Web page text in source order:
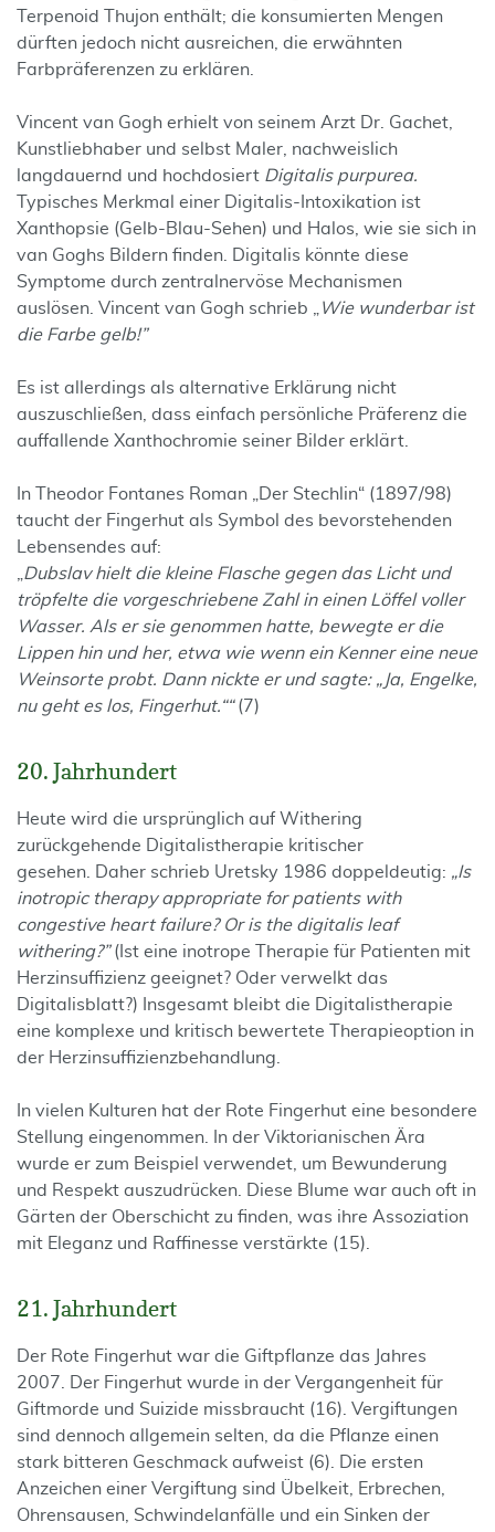
Terpenoid Thujon enthält; die konsumierten Mengen
dürften jedoch nicht ausreichen, die erwähnten
Farbpräferenzen zu erklären.
Vincent van Gogh erhielt von seinem Arzt Dr. Gachet,
Kunstliebhaber und selbst Maler, nachweislich
langdauernd und hochdosiert Digitalis purpurea.
Typisches Merkmal einer Digitalis-Intoxikation ist
Xanthopsie (Gelb-Blau-Sehen) und Halos, wie sie sich in
van Goghs Bildern finden. Digitalis könnte diese
Symptome durch zentralnervöse Mechanismen
auslösen. Vincent van Gogh schrieb „
Wie wunderbar ist
die Farbe gelb!”
Es ist allerdings als alternative Erklärung nicht
auszuschließen, dass einfach persönliche Präferenz die
auffallende Xanthochromie seiner Bilder erklärt.
In Theodor Fontanes Roman „Der Stechlin“ (1897/98)
taucht der Fingerhut als Symbol des bevorstehenden
Lebensendes auf:
Dubslav hielt die kleine Flasche gegen das Licht und
tröpfelte die vorgeschriebene Zahl in einen Löffel voller
Wasser. Als er sie genommen hatte, bewegte er die
Lippen hin und her, etwa wie wenn ein Kenner eine neue
Weinsorte probt. Dann nickte er und sagte: „Ja, Engelke,
nu geht es los, Fingerhut.““(7)
20. Jahrhundert
Heute wird die ursprünglich auf Withering
zurückgehende Digitalistherapie kritischer
gesehen. Daher schrieb Uretsky 1986 doppeldeutig: „Is
inotropic therapy appropriate for patients with
congestive heart failure? Or is the digitalis leaf
withering?”(Ist eine inotrope Therapie für Patienten mit
Herzinsuffizienz geeignet? Oder verwelkt das
Digitalisblatt?) Insgesamt bleibt die Digitalistherapie
eine komplexe und kritisch bewertete Therapieoption in
der Herzinsuffizienzbehandlung.
In vielen Kulturen hat der Rote Fingerhut eine besondere
Stellung eingenommen. In der Viktorianischen Ära
wurde er zum Beispiel verwendet, um Bewunderung
und Respekt auszudrücken. Diese Blume war auch oft in
Gärten der Oberschicht zu finden, was ihre Assoziation
mit Eleganz und Raffinesse verstärkte (15).
21. Jahrhundert
Der Rote Fingerhut war die Giftpflanze das Jahres
2007. Der Fingerhut wurde in der Vergangenheit für
Giftmorde und Suizide missbraucht (16). Vergiftungen
sind dennoch allgemein selten, da die Pflanze einen
stark bitteren Geschmack aufweist (6). Die ersten
Anzeichen einer Vergiftung sind Übelkeit, Erbrechen,
Ohrensausen, Schwindelanfälle und ein Sinken der